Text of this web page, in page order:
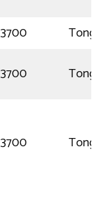
3700
3700
3700